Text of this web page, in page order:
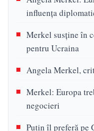
influența
Merkel susține în
pentru Ucraina
Angela Merkel,
Merkel: Europa
negocieri
Putin îl preferă pe